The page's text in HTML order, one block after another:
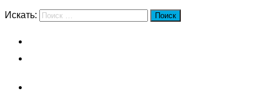
Искать: Поиск